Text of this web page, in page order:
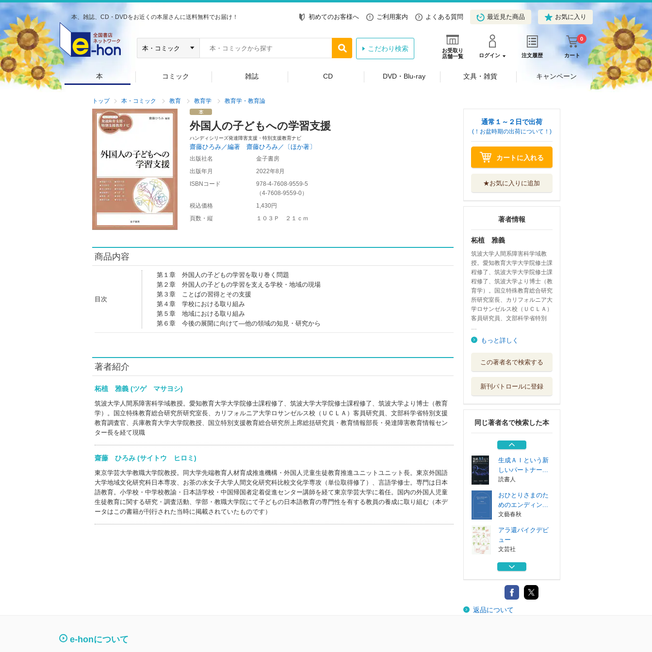
本、雑誌、CD・DVDをお近くの本屋さんに送料無料でお届け！ 初めてのお客様へ ご利用案内 よくある質問 最近見た商品 お気に入り
お受取り
店舗一覧
ログイン 注文履歴 カート
0
こだわり検索
本 コミック 雑誌 CD DVD・Blu-ray 文具・雑貨 キャンペーン
トップ 本・コミック 教育 教育学 教育学・教育論
外国人の子どもへの学習支援
ハンディシリーズ発達障害支援・特別支援教育ナビ
齋藤ひろみ／編著 齋藤ひろみ／〔ほか著〕
出版社名
金子書房
出版年月
2022年8月
ISBNコード
978-4-7608-9559-5
（4-7608-9559-0）
税込価格
1,430円
頁数・縦
１０３Ｐ ２１ｃｍ
商品内容
目次
第１章 外国人の子どもの学習を取り巻く問題
第２章 外国人の子どもの学習を支える学校・地域の現場
第３章 ことばの習得とその支援
第４章 学校における取り組み
第５章 地域における取り組み
第６章 今後の展開に向けて―他の領域の知見・研究から
著者紹介
柘植 雅義 (ツゲ マサヨシ)
筑波大学人間系障害科学域教授。愛知教育大学大学院修士課程修了、筑波大学大学院修士課程修了、筑波大学より博士（教育
学）。国立特殊教育総合研究所研究室長、カリフォルニア大学ロサンゼルス校（ＵＣＬＡ）客員研究員、文部科学省特別支援
教育調査官、兵庫教育大学大学院教授、国立特別支援教育総合研究所上席総括研究員・教育情報部長・発達障害教育情報セン
ター長を経て現職
齋藤 ひろみ (サイトウ ヒロミ)
東京学芸大学教職大学院教授。同大学先端教育人材育成推進機構・外国人児童生徒教育推進ユニットユニット長。東京外国語
大学地域文化研究科日本専攻、お茶の水女子大学人間文化研究科比較文化学専攻（単位取得修了）、言語学修士。専門は日本
語教育。小学校・中学校教諭・日本語学校・中国帰国者定着促進センター講師を経て東京学芸大学に着任。国内の外国人児童
生徒教育に関する研究・調査活動、学部・教職大学院にて子どもの日本語教育の専門性を有する教員の養成に取り組む（本デ
ータはこの書籍が刊行された当時に掲載されていたものです）
通常１～２日で出荷
(！お盆時期の出荷について！)
カートに入れる
★お気に入りに追加
著者情報
柘植 雅義
筑波大学人間系障害科学域教
授。愛知教育大学大学院修士課
程修了、筑波大学大学院修士課
程修了、筑波大学より博士（教
育学）。国立特殊教育総合研究
所研究室長、カリフォルニア大
学ロサンゼルス校（ＵＣＬＡ）
客員研究員、文部科学省特別
…
もっと詳しく
この著者名で検索する
新刊パトロールに登録
同じ著者名で検索した本
ュー
東アジア冷戦文化
筑波大学出版会
外国につながる子
どもの日本語教育
くろしお出版
生成ＡＩという新
しいパートナー...
読書人
おひとりさまのた
めのエンディン...
文藝春秋
アラ還バイクデビ
ュー
文芸社
東アジア冷戦文化
筑波大学出版会
外国につながる子
どもの日本語教育
返品について
e-honについて